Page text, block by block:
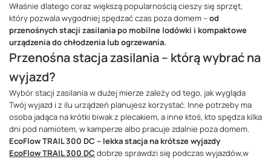
Właśnie dlatego coraz większą popularnością cieszy się sprzęt,
który pozwala wygodniej spędzać czas poza domem –od
przenośnych stacji zasilania po mobilne lodówki i kompaktowe
urządzenia do chłodzenia lub ogrzewania.
Przenośna stacja zasilania – którą wybrać na
wyjazd?
Wybór stacji zasilania w dużej mierze zależy od tego, jak wygląda
Twój wyjazd i z ilu urządzeń planujesz korzystać. Inne potrzeby ma
osoba jadąca na krótki biwak z plecakiem, a inne ktoś, kto spędza kilka
dni pod namiotem, w kamperze albo pracuje zdalnie poza domem.
EcoFlow TRAIL 300 DC – lekka stacja na krótsze wyjazdy
EcoFlow TRAIL 300 DC dobrze sprawdzi się podczas wyjazdów,w